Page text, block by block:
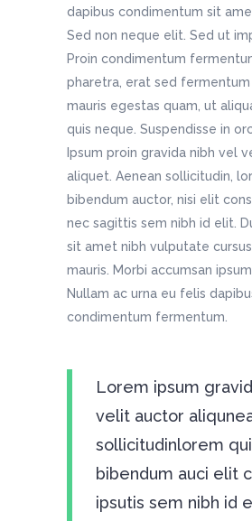
dapibus condimentum sit
Sed non neque elit. Sed ut
Proin condimentum
pharetra, erat sed
mauris egestas quam, ut
quis neque. Suspendisse in
Ipsum proin gravida nibh vel
aliquet. Aenean sollicitudin,
bibendum auctor, nisi elit
nec sagittis sem nibh id elit.
sit amet nibh vulputate
mauris. Morbi accumsan
Nullam ac urna eu felis
condimentum fermentum.
Lorem ipsum
velit auctor
sollicitudinlorem
bibendum auci elit
ipsutis sem nibh id